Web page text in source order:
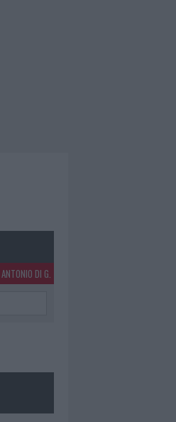
DI G.